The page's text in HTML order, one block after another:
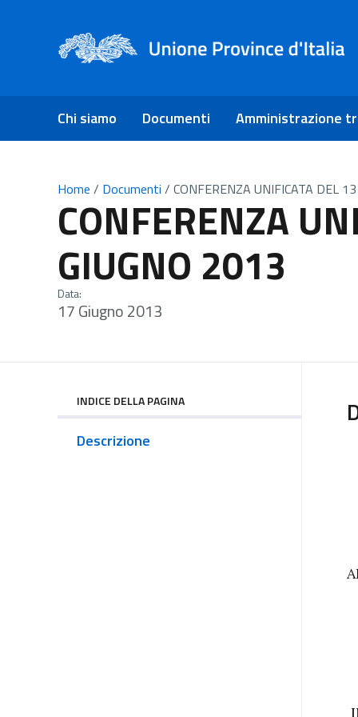
Chi siamo Documenti Amministrazione
Home / Documenti / CONFERENZA UNIFICATA DEL
CONFERENZA
GIUGNO 2013
Data:
17 Giugno 2013
INDICE DELLA PAGINA
Descrizione